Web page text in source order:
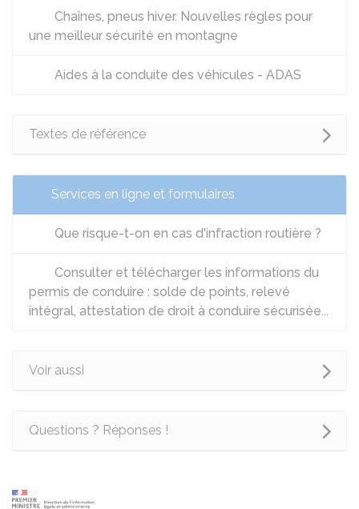
Chaînes, pneus hiver. Nouvelles règles pour
une meilleur sécurité en montagne
Aides à la conduite des véhicules - ADAS
Textes de référence
Services en ligne et formulaires
Que risque-t-on en cas d'infraction routière ?
Consulter et télécharger les informations du
permis de conduire : solde de points, relevé
intégral, attestation de droit à conduire sécurisée...
Voir aussi
Questions ? Réponses !